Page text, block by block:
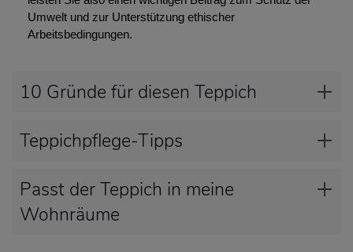
Umwelt und zur Unterstützung ethischer
Arbeitsbedingungen.
10 Gründe für diesen Teppich
Teppichpflege-Tipps
Passt der Teppich in meine
Wohnräume